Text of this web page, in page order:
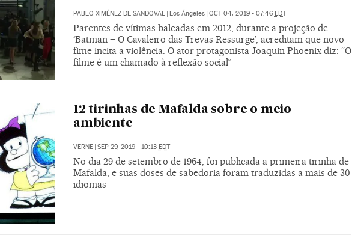
PABLO XIMÉNEZ DE SANDOVAL | Los Ángeles | OCT 04, 2019 - 07:46 EDT
Parentes de vítimas baleadas em 2012, durante a projeção de
‘Batman – O Cavaleiro das Trevas Ressurge’, acreditam que novo
fime incita a violência. O ator protagonista Joaquin Phoenix diz: “O
filme é um chamado à reflexão social”
12 tirinhas de Mafalda sobre o meio
ambiente
VERNE SEP 29, 2019 - 10:13 EDT
No dia 29 de setembro de 1964, foi publicada a primeira tirinha de
Mafalda, e suas doses de sabedoria foram traduzidas a mais de 30
idiomas